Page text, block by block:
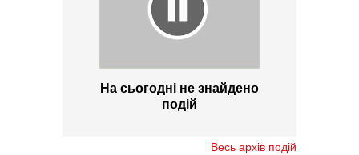
На сьогодні не знайдено
подій
Весь архів подій